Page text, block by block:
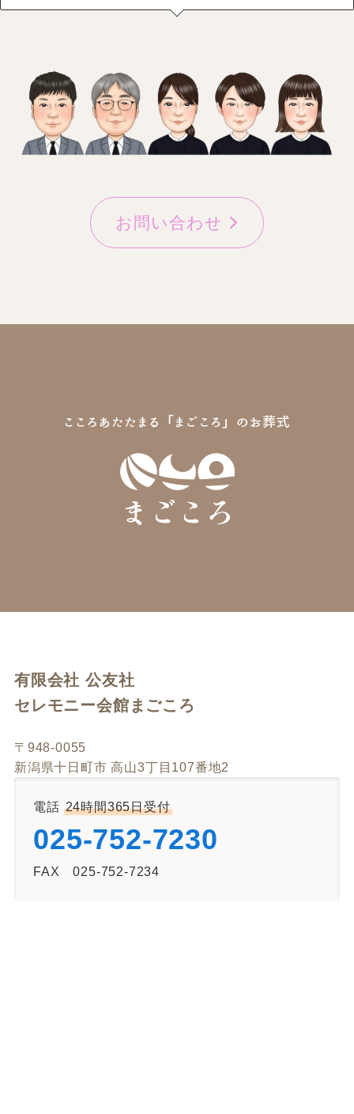
お問い合わせ
有限会社 公友社
セレモニー会館まごころ
〒948-0055
新潟県十日町市 高山3丁目107番地2
電話 24時間365日受付
025-752-7230
FAX 025-752-7234